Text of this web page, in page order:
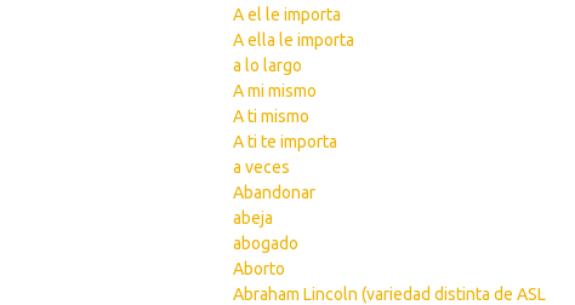
A el le importa
A ella le importa
a lo largo
A mi mismo
A ti mismo
A ti te importa
a veces
Abandonar
abeja
abogado
Aborto
Abraham Lincoln (variedad distinta de ASL